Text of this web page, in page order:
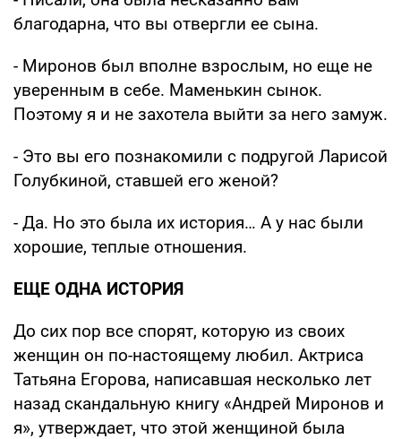
благодарна, что вы отвергли ее сына.
- Миронов был вполне взрослым, но еще не
уверенным в себе. Маменькин сынок.
Поэтому я и не захотела выйти за него замуж.
- Это вы его познакомили с подругой Ларисой
Голубкиной, ставшей его женой?
- Да. Но это была их история… А у нас были
хорошие, теплые отношения.
ЕЩЕ ОДНА ИСТОРИЯ
До сих пор все спорят, которую из своих
женщин он по-настоящему любил. Актриса
Татьяна Егорова, написавшая несколько лет
назад скандальную книгу «Андрей Миронов и
я», утверждает, что этой женщиной была